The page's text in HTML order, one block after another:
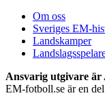
Om oss
Sveriges EM-
Landskamper
Ansvarig utgivare är
EM-fotboll.se är en